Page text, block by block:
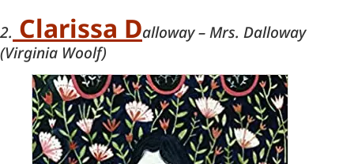
2. Clarissa Dalloway – Mrs. Dalloway
(Virginia Woolf)